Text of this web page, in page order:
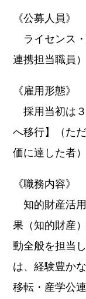
《公募人員》
ライセンス
連携担当職員
《雇用形態》
採用当初は３
へ移行】（た
価に達した者）
《職務内容》
知的財産活
果（知的財産
動全般を担当
は、経験豊か
移転・産学公